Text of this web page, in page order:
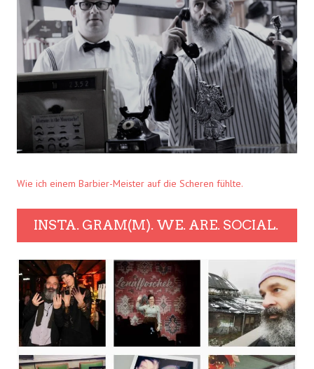
Wie ich einem Barbier-Meister auf die Scheren fühlte.
INSTA. GRAM(M). WE. ARE. SOCIAL.